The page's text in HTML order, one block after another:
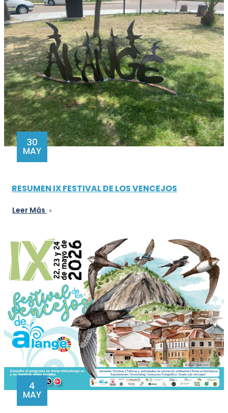
30
MAY
RESUMEN IX FESTIVAL DE LOS VENCEJOS
Leer Más
4
MAY